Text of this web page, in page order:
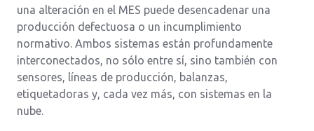
una alteración en el MES puede desencadenar una
producción defectuosa o un incumplimiento
normativo. Ambos sistemas están profundamente
interconectados, no sólo entre sí, sino también con
sensores, líneas de producción, balanzas,
etiquetadoras y, cada vez más, con sistemas en la
nube.